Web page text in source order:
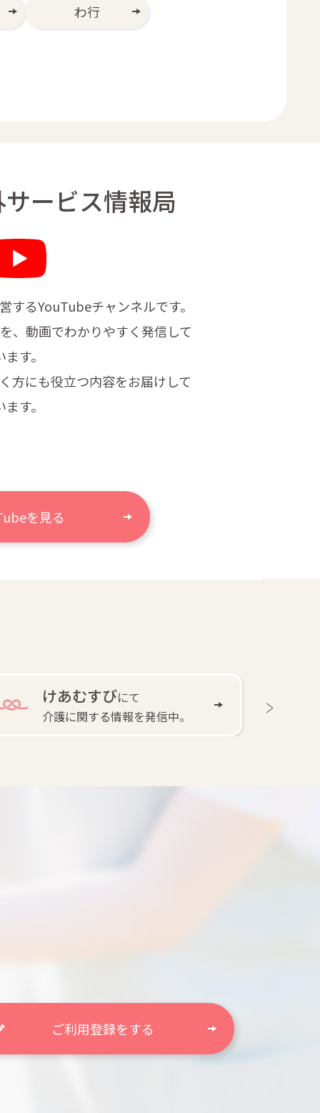
わ行
ービス情報局
するYouTubeチャンネルです。
、 動画でわかりやすく発信して
ます。
方にも役立つ内容をお届けして
ます。
を見る
けあむすびにて
介護に関する情報を発信中。
ご利用登録をする